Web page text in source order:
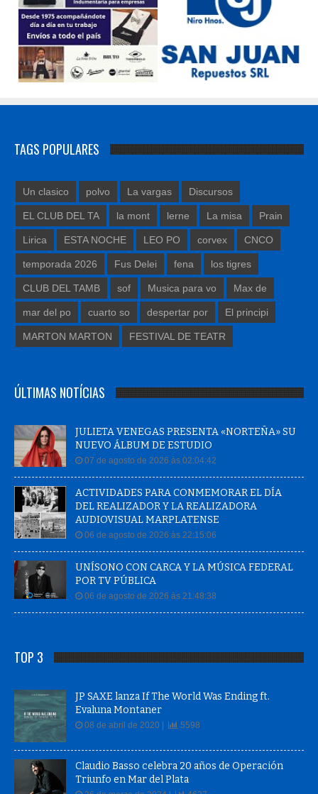
TAGS POPULARES
Un clasico polvo La vargas Discursos
EL CLUB DEL TA la mont lerne La misa Prain
Lirica ESTA NOCHE LEO PO corvex CNCO
temporada 2026 Fus Delei fena los tigres
CLUB DEL TAMB sof Musica para vo Max de
mar del po cuarto so despertar por El principi
MARTON MARTON FESTIVAL DE TEATR
ÚLTIMAS NOTÍCIAS
JULIETA VENEGAS PRESENTA «NORTEÑA» SU
NUEVO ÁLBUM DE ESTUDIO
07 de agosto de 2026 às 02:04:42
ACTIVIDADES PARA CONMEMORAR EL DÍA
DEL REALIZADOR Y LA REALIZADORA
AUDIOVISUAL MARPLATENSE
06 de agosto de 2026 às 22:15:06
UNÍSONO CON CARCA Y LA MÚSICA FEDERAL
POR TV PÚBLICA
06 de agosto de 2026 às 21:48:38
TOP 3
JP SAXE lanza If The World Was Ending ft.
Evaluna Montaner
08 de abril de 2020 | 5598
Claudio Basso celebra 20 años de Operación
Triunfo en Mar del Plata